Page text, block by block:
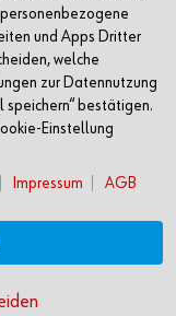
und öffentliche
und Apps Dritter
welche
zur Datennutzung
speichern“ bestätigen.
Einstellung
Impressum AGB